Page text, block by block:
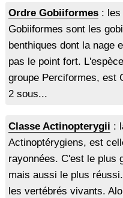
Ordre Gobiiformes: les
Gobiiformes sont les
benthiques dont la nage
pas le point fort.
groupe Perciformes, est
2 sous...
Classe Actinopterygii :
Actinoptérygiens, est
rayonnées. C'est le plus
mais aussi le plus
les vertébrés vivants.